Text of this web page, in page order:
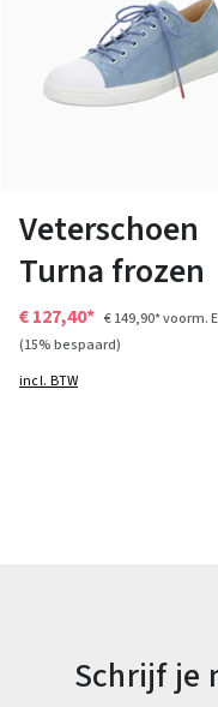
Veterschoen
Turna frozen
€ 127,40* € 149,90*voorm.
(15% bespaard)
incl. BTW
Schrijf je